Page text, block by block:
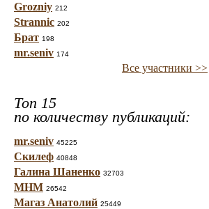
Grozniy 212
Strannic 202
Брат 198
mr.seniv 174
Все участники >>
Топ 15
по количеству публикаций:
mr.seniv 45225
Скилеф 40848
Галина Шаненко 32703
МНМ 26542
Магаз Анатолий 25449